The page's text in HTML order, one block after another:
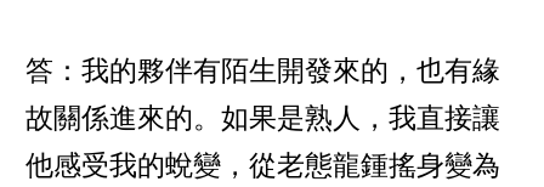
答：我的夥伴有陌生開發來的，也有緣
故關係進來的。如果是熟人，我直接讓
他感受我的蛻變，從老態龍鍾搖身變為